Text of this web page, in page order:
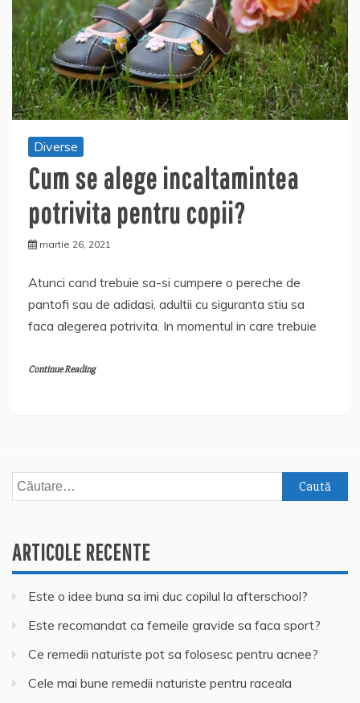
Diverse
Cum se alege incaltamintea
potrivita pentru copii?
martie 26, 2021
Atunci cand trebuie sa-si cumpere o pereche de
pantofi sau de adidasi, adultii cu siguranta stiu sa
faca alegerea potrivita. In momentul in care trebuie
Continue Reading
Caută
după:
ARTICOLE RECENTE
Este o idee buna sa imi duc copilul la afterschool?
Este recomandat ca femeile gravide sa faca sport?
Ce remedii naturiste pot sa folosesc pentru acnee?
Cele mai bune remedii naturiste pentru raceala